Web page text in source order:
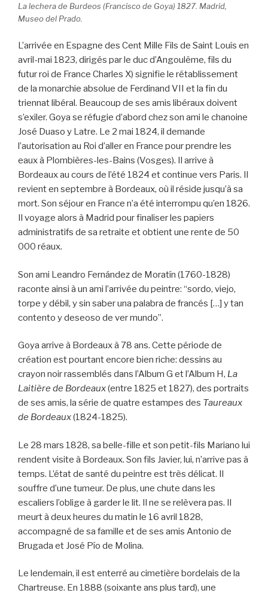
La lechera de Burdeos (Francisco de Goya) 1827. Madrid,
Museo del Prado.
L’arrivée en Espagne des Cent Mille Fils de Saint Louis en
avril-mai 1823, dirigés par le duc d’Angoulême, fils du
futur roi de France Charles X) signifie le rétablissement
de la monarchie absolue de Ferdinand VII et la fin du
triennat libéral. Beaucoup de ses amis libéraux doivent
s’exiler. Goya se réfugie d’abord chez son ami le chanoine
José Duaso y Latre. Le 2 mai 1824, il demande
l’autorisation au Roi d’aller en France pour prendre les
eaux à Plombières-les-Bains (Vosges). Il arrive à
Bordeaux au cours de l’été 1824 et continue vers Paris. Il
revient en septembre à Bordeaux, où il réside jusqu’à sa
mort. Son séjour en France n’a été interrompu qu’en 1826.
Il voyage alors à Madrid pour finaliser les papiers
administratifs de sa retraite et obtient une rente de 50
000 réaux.
Son ami Leandro Fernández de Moratín (1760-1828)
raconte ainsi à un ami l’arrivée du peintre: “sordo, viejo,
torpe y débil, y sin saber una palabra de francés […] y tan
contento y deseoso de ver mundo”.
Goya arrive à Bordeaux à 78 ans. Cette période de
création est pourtant encore bien riche: dessins au
crayon noir rassemblés dans l’Album G et l’Album H, La
Laitière de Bordeaux(entre 1825 et 1827), des portraits
de ses amis, la série de quatre estampes des Taureaux
de Bordeaux(1824-1825).
Le 28 mars 1828, sa belle-fille et son petit-fils Mariano lui
rendent visite à Bordeaux. Son fils Javier, lui, n’arrive pas à
temps. L’état de santé du peintre est très délicat. Il
souffre d’une tumeur. De plus, une chute dans les
escaliers l’oblige à garder le lit. Il ne se relèvera pas. Il
meurt à deux heures du matin le 16 avril 1828,
accompagné de sa famille et de ses amis Antonio de
Brugada et José Pío de Molina.
Le lendemain, il est enterré au cimetière bordelais de la
Chartreuse. En 1888 (soixante ans plus tard), une